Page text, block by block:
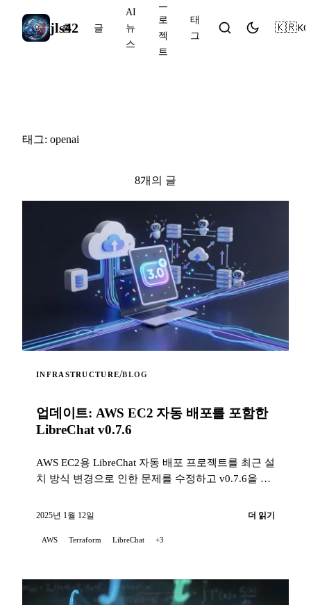
jls42
홈 글
AI
뉴
스
프
로
젝
트
태
그
🇰🇷KO
태그: openai
8개의 글
INFRASTRUCTURE/BLOG
업데이트: AWS EC2 자동 배포를 포함한
LibreChat v0.7.6
AWS EC2용 LibreChat 자동 배포 프로젝트를 최근 설
치 방식 변경으로 인한 문제를 수정하고 v0.7.6을 지
2025년 1월 12일 더 읽기
AWS Terraform LibreChat +3